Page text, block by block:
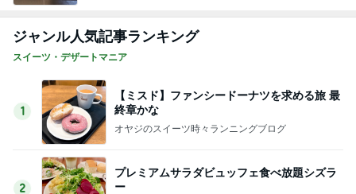
3
【タリーズ新作】かわいすぎて食べられな
い!?「日焼けベアフルのキャラメルスチーム
ケーキ」を実食
華麗なるスタバマダム
4
モーニング◆猿田彦珈琲 調布焙煎ホール＠調
布